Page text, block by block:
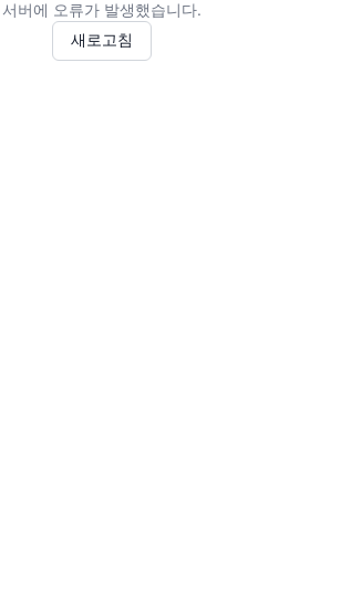
서버에 오류가 발생했습니다.
새로고침